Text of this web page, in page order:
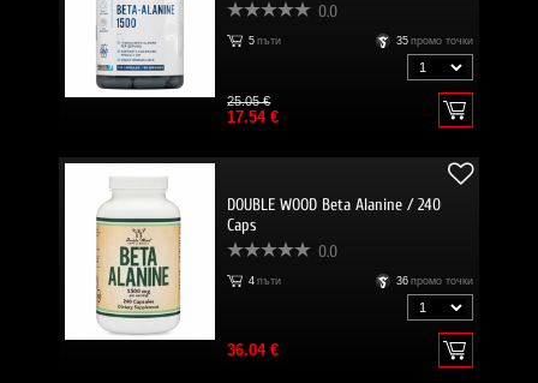
0.0
5 пъти 35 промо точки
25.05 €
17.54 €
DOUBLE WOOD Beta Alanine / 240
Caps
0.0
4 пъти 36 промо точки
36.04 €